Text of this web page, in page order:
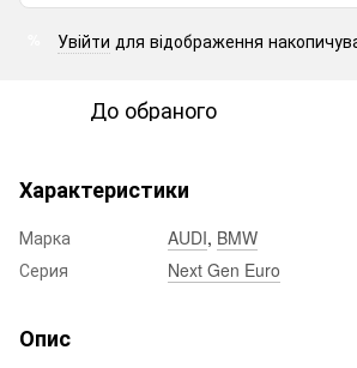
Увійти для відображення
До обраного
Характеристики
Марка AUDI, BMW
Серия
Next Gen Euro
Опис